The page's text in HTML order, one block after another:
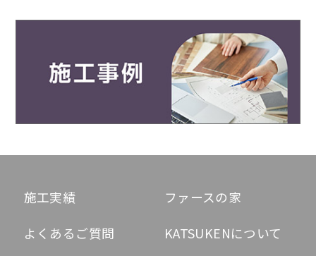
施工実績
ファースの家
よくあるご質問
KATSUKENについて